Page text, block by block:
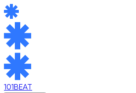
101BEAT